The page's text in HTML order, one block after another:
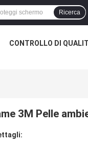
Ricerca
CONTROLLO DI
3M Pelle